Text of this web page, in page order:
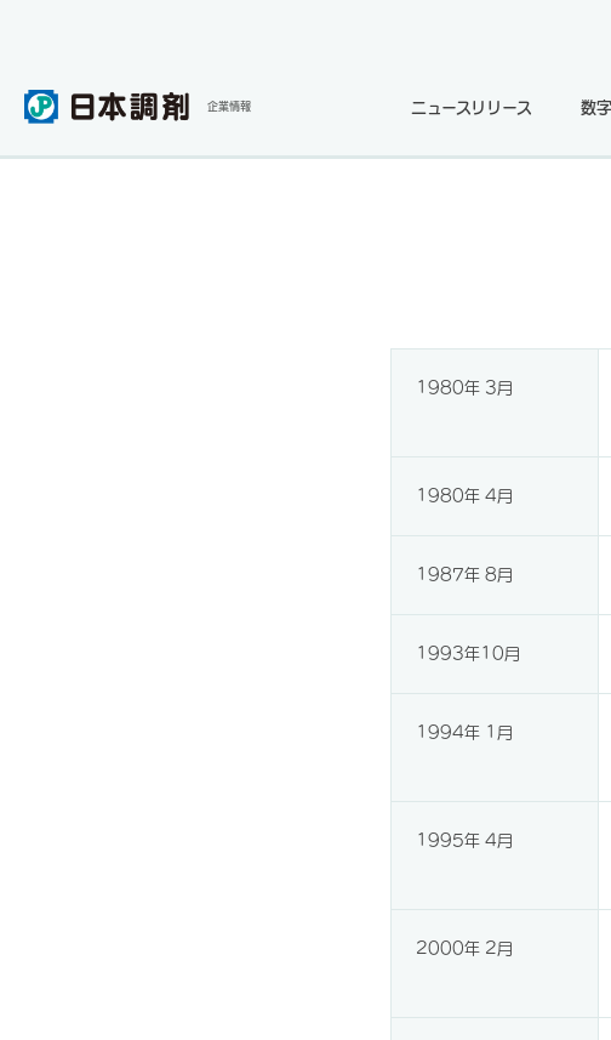
企業情報 ニュースリリース 数
1980年 3月
1980年 4月
1987年 8月
1993年10月
1994年 1月
1995年 4月
2000年 2月